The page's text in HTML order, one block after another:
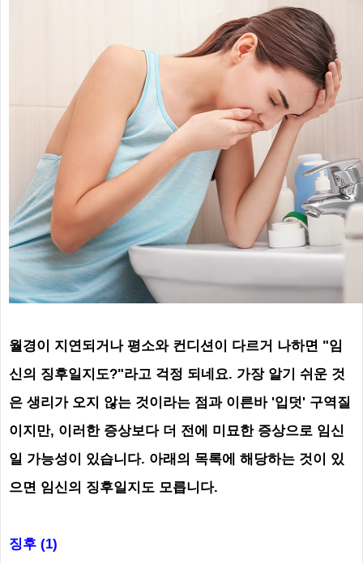
월경이 지연되거나 평소와 컨디션이 다르거 나하면 "임
신의 징후일지도?"라고 걱정 되네요. 가장 알기 쉬운 것
은 생리가 오지 않는 것이라는 점과 이른바 '입덧' 구역질
이지만, 이러한 증상보다 더 전에 미묘한 증상으로 임신
일 가능성이 있습니다. 아래의 목록에 해당하는 것이 있
으면 임신의 징후일지도 모릅니다.
징후 (1)